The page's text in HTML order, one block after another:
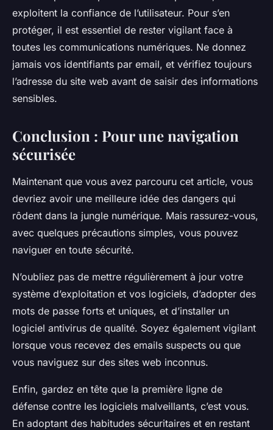
exploitent la confiance de l’utilisateur. Pour s’en
protéger, il est essentiel de rester vigilant face à
toutes les communications numériques. Ne donnez
jamais vos identifiants par email, et vérifiez toujours
l’adresse du site web avant de saisir des informations
sensibles.
Conclusion : Pour une navigation
sécurisée
Maintenant que vous avez parcouru cet article, vous
devriez avoir une meilleure idée des dangers qui
rôdent dans la jungle numérique. Mais rassurez-vous,
avec quelques précautions simples, vous pouvez
naviguer en toute sécurité.
N’oubliez pas de mettre régulièrement à jour votre
système d’exploitation et vos logiciels, d’adopter des
mots de passe forts et uniques, et d’installer un
logiciel antivirus de qualité. Soyez également vigilant
lorsque vous recevez des emails suspects ou que
vous naviguez sur des sites web inconnus.
Enfin, gardez en tête que la première ligne de
défense contre les logiciels malveillants, c’est vous.
En adoptant des habitudes sécuritaires et en restant